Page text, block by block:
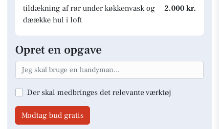
tildækning af rør under køkkenvask og
dæække hul i loft
2.000 kr.
Opret en opgave
Der skal medbringes det relevante værktøj
Modtag bud gratis